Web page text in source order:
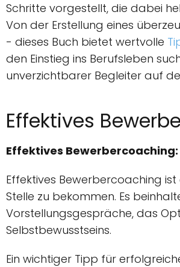
Schritte vorgestellt, die dabei
Von der Erstellung eines
- dieses Buch bietet wertvolle
den Einstieg ins Berufsleben
unverzichtbarer Begleiter auf
Effektives
Effektives
Effektives Bewerbercoaching
Stelle zu bekommen. Es
Vorstellungsgespräche, das
Selbstbewusstseins.
Ein wichtiger Tipp für